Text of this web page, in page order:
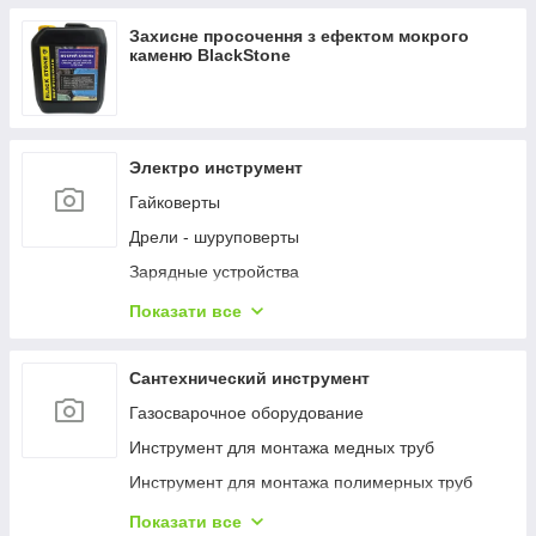
Вологоміри деревини
NPK, елементний склад ґрунту
Температура ґрунту
Вологість ґрунту
Люмінометр
Захисне просочення з ефектом мокрого
каменю BlackStone
Электро инструмент
Гайковерты
Дрели - шуруповерты
Зарядные устройства
Наборы электроинструментов
Пистолеты гвоздозабивные и скобозабивные
Пылесосы
Шлифмашины
Шуруповерты
Показати все
Сантехнический инструмент
Газосварочное оборудование
Инструмент для монтажа медных труб
Инструмент для монтажа полимерных труб
Инструмент для монтажа стальных труб
Показати все